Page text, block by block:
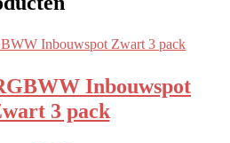
Inbouwspot
3 pack